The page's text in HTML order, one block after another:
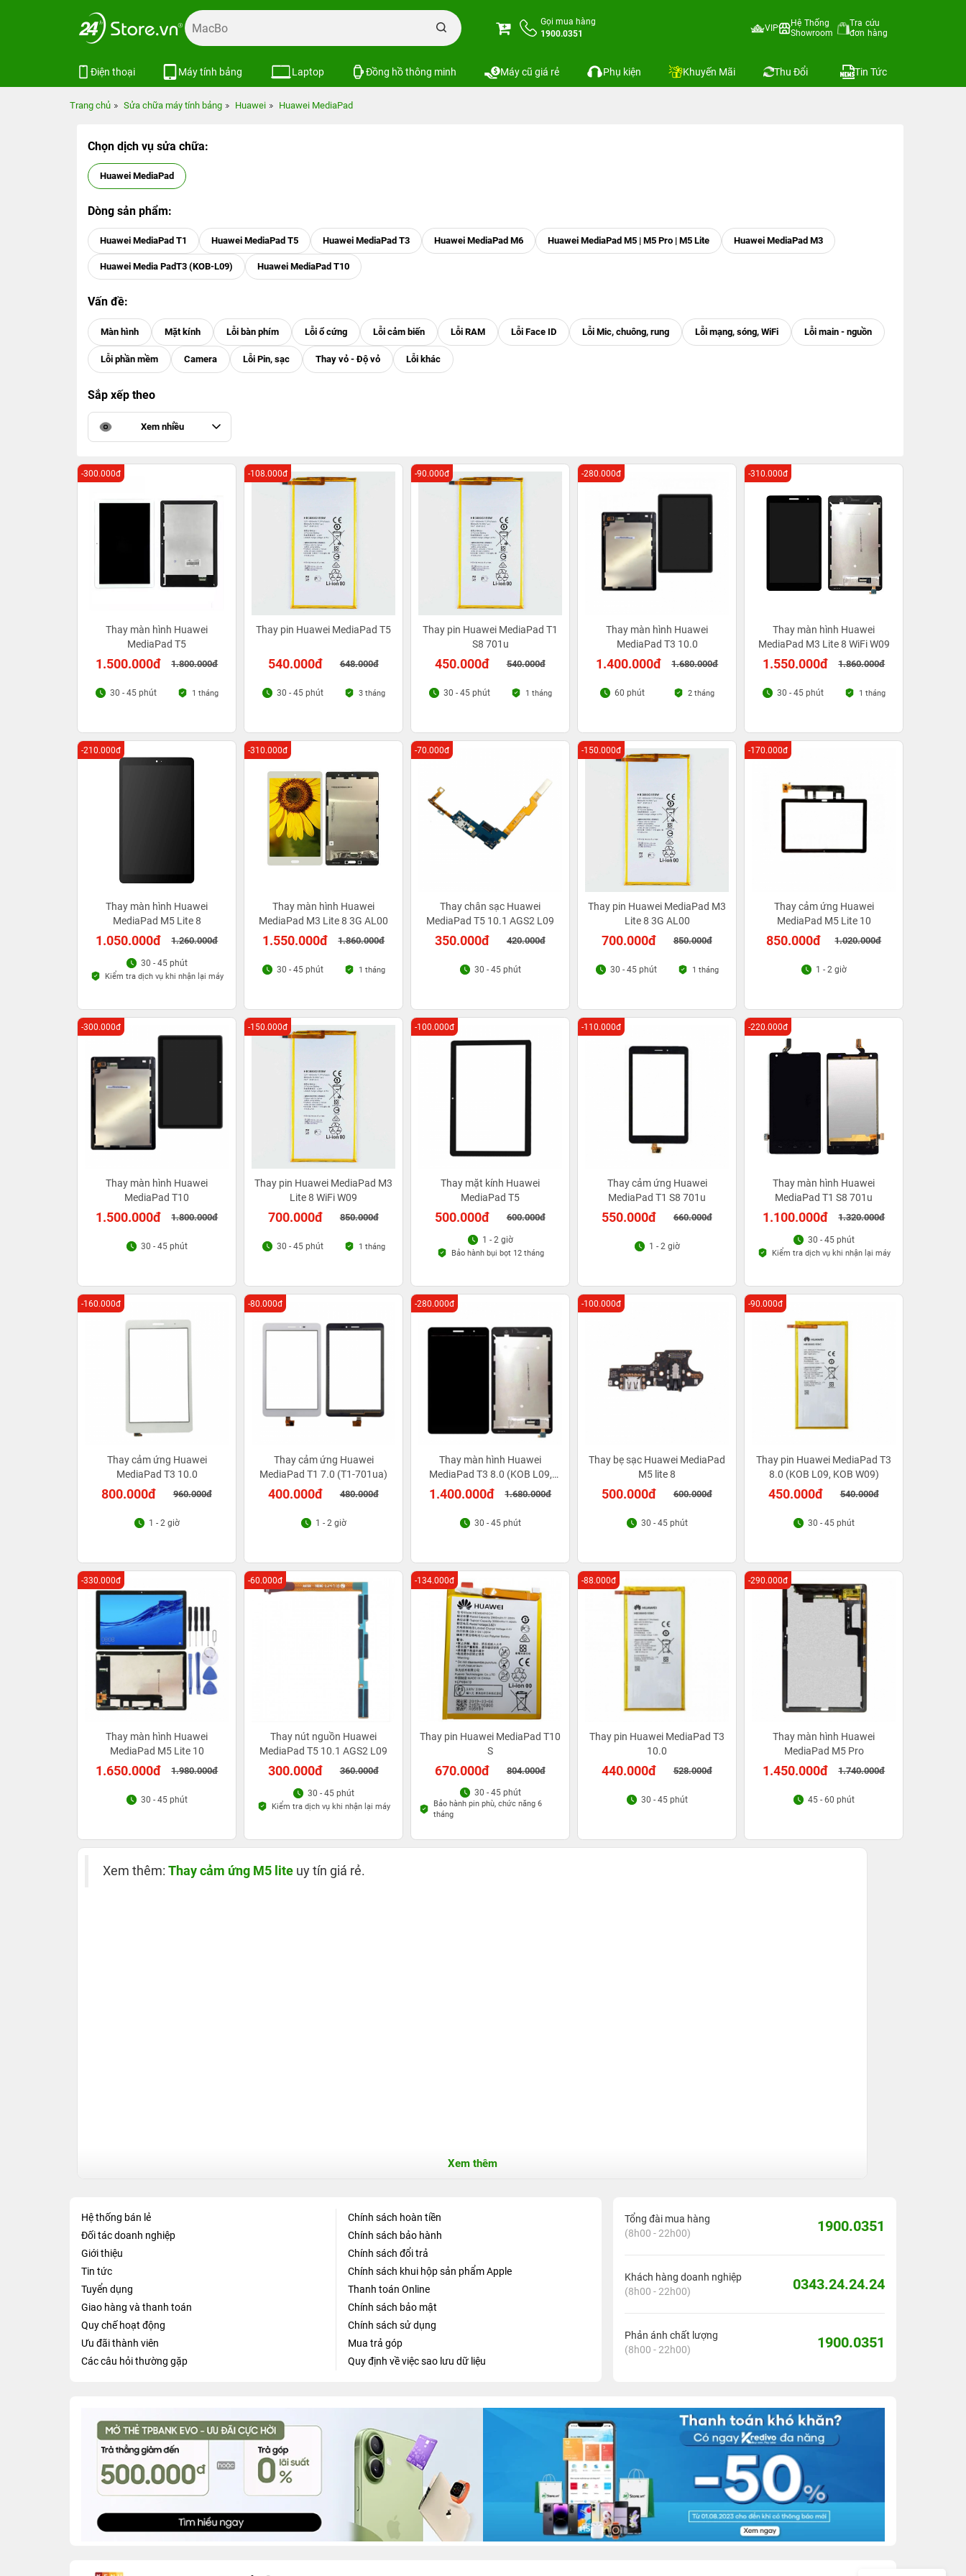
Gọi mua hàng
1900.0351
VIP
Hệ Thống
Showroom
Tra cứu
đơn hàng
Điện thoại Máy tính bảng Laptop Đồng hồ thông minh Máy cũ giá rẻ Phụ kiện Khuyến Mãi Thu Đổi Tin Tức
Trang chủ Sửa chữa máy tính bảng Huawei Huawei MediaPad
Chọn dịch vụ sửa chữa:
Huawei MediaPad
Dòng sản phẩm:
Huawei MediaPad T1 Huawei MediaPad T5 Huawei MediaPad T3 Huawei MediaPad M6 Huawei MediaPad M5 | M5 Pro | M5 Lite Huawei MediaPad M3
Huawei Media PadT3 (KOB-L09) Huawei MediaPad T10
Vấn đề:
Sắp xếp theo
Xem nhiều
Thay màn hình Huawei
MediaPad T5
1.500.000đ 1.800.000đ
-300.000đ
30 - 45 phút 1 tháng
Thay pin Huawei MediaPad T5
540.000đ 648.000đ
-108.000đ
30 - 45 phút 3 tháng
Thay pin Huawei MediaPad T1
S8 701u
450.000đ 540.000đ
-90.000đ
30 - 45 phút 1 tháng
Thay màn hình Huawei
MediaPad T3 10.0
1.400.000đ 1.680.000đ
-280.000đ
60 phút 2 tháng
Thay màn hình Huawei
MediaPad M3 Lite 8 WiFi W09
1.550.000đ 1.860.000đ
-310.000đ
30 - 45 phút 1 tháng
Thay màn hình Huawei
MediaPad M5 Lite 8
1.050.000đ 1.260.000đ
-210.000đ
30 - 45 phút
Kiểm tra dịch vụ khi nhận lại máy
Thay màn hình Huawei
MediaPad M3 Lite 8 3G AL00
1.550.000đ 1.860.000đ
-310.000đ
30 - 45 phút 1 tháng
Thay chân sạc Huawei
MediaPad T5 10.1 AGS2 L09
350.000đ 420.000đ
-70.000đ
30 - 45 phút
Thay pin Huawei MediaPad M3
Lite 8 3G AL00
700.000đ 850.000đ
-150.000đ
30 - 45 phút 1 tháng
Thay cảm ứng Huawei
MediaPad M5 Lite 10
850.000đ 1.020.000đ
-170.000đ
1 - 2 giờ
Thay màn hình Huawei
MediaPad T10
1.500.000đ 1.800.000đ
-300.000đ
30 - 45 phút
Thay pin Huawei MediaPad M3
Lite 8 WiFi W09
700.000đ 850.000đ
-150.000đ
30 - 45 phút 1 tháng
Thay mặt kính Huawei
MediaPad T5
500.000đ 600.000đ
-100.000đ
1 - 2 giờ
Bảo hành bụi bọt 12 tháng
Thay cảm ứng Huawei
MediaPad T1 S8 701u
550.000đ 660.000đ
-110.000đ
1 - 2 giờ
Thay màn hình Huawei
MediaPad T1 S8 701u
1.100.000đ 1.320.000đ
-220.000đ
30 - 45 phút
Kiểm tra dịch vụ khi nhận lại máy
Thay cảm ứng Huawei
MediaPad T3 10.0
800.000đ 960.000đ
-160.000đ
1 - 2 giờ
Thay cảm ứng Huawei
MediaPad T1 7.0 (T1-701ua)
400.000đ 480.000đ
-80.000đ
1 - 2 giờ
Thay màn hình Huawei
MediaPad T3 8.0 (KOB L09,
KOB W09)
1.400.000đ 1.680.000đ
-280.000đ
30 - 45 phút
Thay bẹ sạc Huawei MediaPad
M5 lite 8
500.000đ 600.000đ
-100.000đ
30 - 45 phút
Thay pin Huawei MediaPad T3
8.0 (KOB L09, KOB W09)
450.000đ 540.000đ
-90.000đ
30 - 45 phút
Thay màn hình Huawei
MediaPad M5 Lite 10
1.650.000đ 1.980.000đ
-330.000đ
30 - 45 phút
Thay nút nguồn Huawei
MediaPad T5 10.1 AGS2 L09
300.000đ 360.000đ
-60.000đ
30 - 45 phút
Kiểm tra dịch vụ khi nhận lại máy
Thay pin Huawei MediaPad T10
S
670.000đ 804.000đ
-134.000đ
30 - 45 phút
Bảo hành pin phù, chức năng 6
tháng
Thay pin Huawei MediaPad T3
10.0
440.000đ 528.000đ
-88.000đ
30 - 45 phút
Thay màn hình Huawei
MediaPad M5 Pro
1.450.000đ 1.740.000đ
-290.000đ
45 - 60 phút
Xem thêm: Thay cảm ứng M5 lite uy tín giá rẻ.
Xem thêm
Hệ thống bán lẻ
Đối tác doanh nghiệp
Giới thiệu
Tin tức
Tuyển dụng
Giao hàng và thanh toán
Quy chế hoạt động
Ưu đãi thành viên
Các câu hỏi thường gặp
Chính sách hoàn tiền
Chính sách bảo hành
Chính sách đổi trả
Chính sách khui hộp sản phẩm Apple
Thanh toán Online
Chính sách bảo mật
Chính sách sử dụng
Mua trả góp
Quy định về việc sao lưu dữ liệu
Tổng đài mua hàng
(8h00 - 22h00)
1900.0351
Khách hàng doanh nghiệp
(8h00 - 22h00)
0343.24.24.24
Phản ánh chất lượng
(8h00 - 22h00)
1900.0351